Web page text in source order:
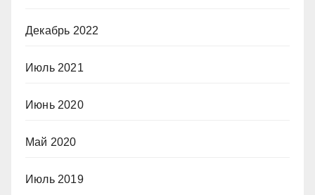
Декабрь 2022
Июль 2021
Июнь 2020
Май 2020
Июль 2019